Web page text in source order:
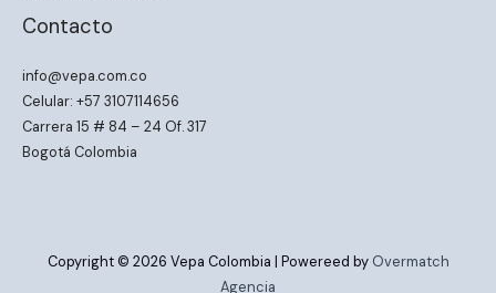
Contacto
info@vepa.com.co
Celular: +57 3107114656
Carrera 15 # 84 – 24 Of. 317
Bogotá Colombia
Copyright © 2026 Vepa Colombia | Powereed by Overmatch
Agencia